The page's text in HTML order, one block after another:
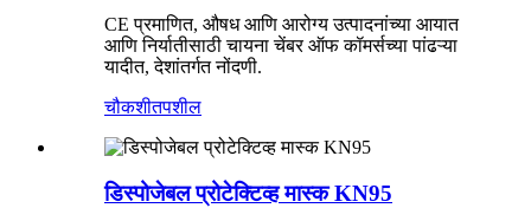
CE प्रमाणित, औषध आणि आरोग्य उत्पादनांच्या आयात
आणि निर्यातीसाठी चायना चेंबर ऑफ कॉमर्सच्या पांढऱ्या
यादीत, देशांतर्गत नोंदणी.
चौकशीतपशील
डिस्पोजेबल प्रोटेक्टिव्ह मास्क KN95